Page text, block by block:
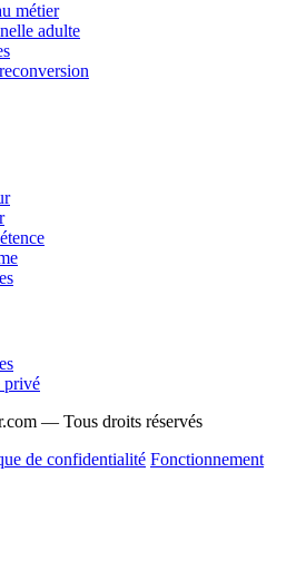
métier
adulte
privé
— Tous droits réservés
de confidentialité Fonctionnement